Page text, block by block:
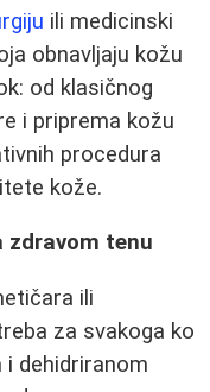
ili medicinski
obnavljaju kožu
od klasičnog
i priprema kožu
procedura
kože.
zdravom tenu
ili
za svakoga ko
dehidriranom